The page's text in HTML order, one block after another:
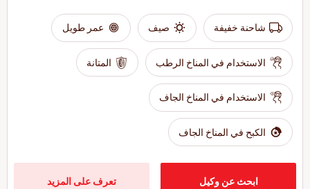
شاحنة خفيفة صيف عمر طويل
الاستخدام في المناخ الرطب المتانة
الاستخدام في المناخ الجاف
الكبح في المناخ الجاف
ابحث عن وكيل تعرف على المزيد